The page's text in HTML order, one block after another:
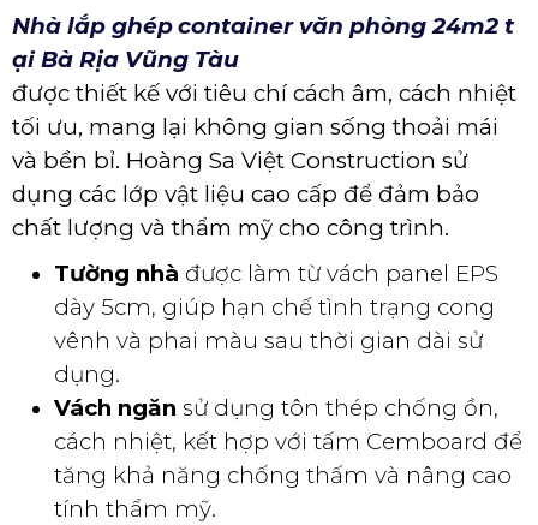
Nhà lắp ghépcontainer văn phòng 24m2 t
ại Bà Rịa Vũng Tàu
được thiết kế với tiêu chí cách âm, cách nhiệt
tối ưu, mang lại không gian sống thoải mái
và bền bỉ. Hoàng Sa Việt Construction sử
dụng các lớp vật liệu cao cấp để đảm bảo
chất lượng và thẩm mỹ cho công trình.
Tường nhà được làm từ vách panel EPS
dày 5cm, giúp hạn chế tình trạng cong
vênh và phai màu sau thời gian dài sử
dụng.
Vách ngăn sử dụng tôn thép chống ồn,
cách nhiệt, kết hợp với tấm Cemboard để
tăng khả năng chống thấm và nâng cao
tính thẩm mỹ.